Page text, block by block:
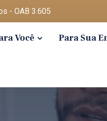
- OAB 3.605
Você Para Sua